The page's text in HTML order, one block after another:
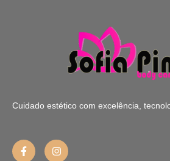
Cuidado estético com excelência,